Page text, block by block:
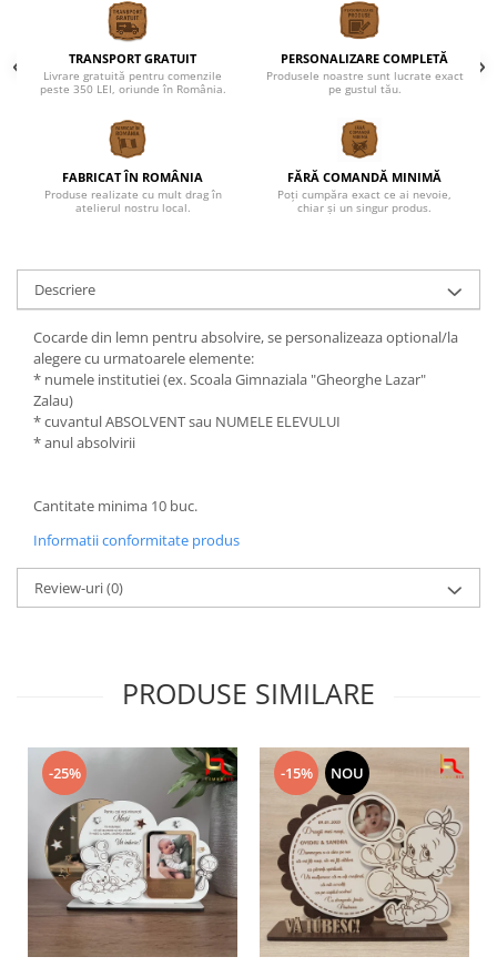
TRANSPORT GRATUIT
Livrare gratuită pentru comenzile
peste 350 LEI, oriunde în România.
PERSONALIZARE COMPLETĂ
Produsele noastre sunt lucrate exact
pe gustul tău.
FABRICAT ÎN ROMÂNIA
Produse realizate cu mult drag în
atelierul nostru local.
FĂRĂ COMANDĂ MINIMĂ
Poți cumpăra exact ce ai nevoie,
chiar și un singur produs.
Descriere
Cocarde din lemn pentru absolvire, se personalizeaza optional/la
alegere cu urmatoarele elemente:
* numele institutiei (ex. Scoala Gimnaziala "Gheorghe Lazar"
Zalau)
* cuvantul ABSOLVENT sau NUMELE ELEVULUI
* anul absolvirii
Cantitate minima 10 buc.
Informatii conformitate produs
Review-uri(0)
PRODUSE SIMILARE
-25% -15% NOU